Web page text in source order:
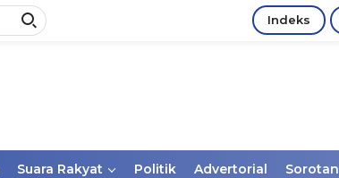
Indeks
Suara Rakyat Politik Advertorial Sorotan